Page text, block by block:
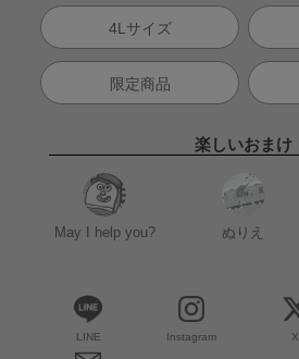
4Lサイズ
限定商品
楽しいおまけ
May I help you? ぬりえ
LINE Instagram X